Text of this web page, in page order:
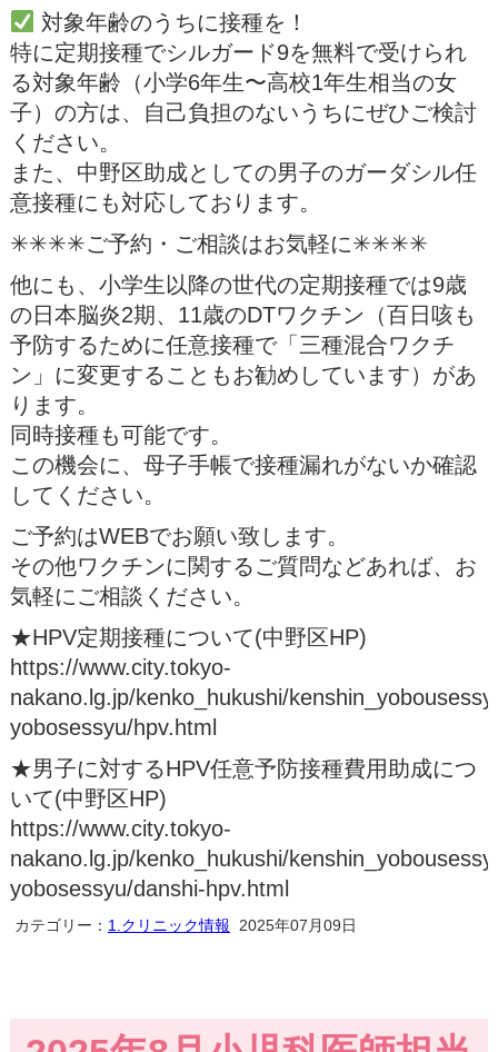
対象年齢のうちに接種を！
特に定期接種でシルガード9を無料で受けられ
る対象年齢（小学6年生〜高校1年生相当の女
子）の方は、自己負担のないうちにぜひご検討
ください。
また、中野区助成としての男子のガーダシル任
意接種にも対応しております。
✳︎✳︎✳︎✳︎ご予約・ご相談はお気軽に✳︎✳︎✳︎✳︎
他にも、小学生以降の世代の定期接種では9歳
の日本脳炎2期、11歳のDTワクチン（百日咳も
予防するために任意接種で「三種混合ワクチ
ン」に変更することもお勧めしています）があ
ります。
同時接種も可能です。
この機会に、母子手帳で接種漏れがないか確認
してください。
ご予約はWEBでお願い致します。
その他ワクチンに関するご質問などあれば、お
気軽にご相談ください。
★HPV定期接種について(中野区HP)
https://www.city.tokyo-
nakano.lg.jp/kenko_hukushi/
yobosessyu/hpv.html
★男子に対するHPV任意予防接種費用助成につ
いて(中野区HP)
https://www.city.tokyo-
nakano.lg.jp/kenko_hukushi/
yobosessyu/danshi-hpv.html
カテゴリー： 1.クリニック情報 2025年07月09日